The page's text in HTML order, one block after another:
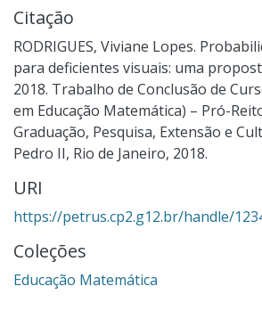
Citação
RODRIGUES, Viviane Lopes.
para deficientes visuais: uma
2018. Trabalho de Conclusão de
em Educação Matemática) – Pró-
Graduação, Pesquisa, Extensão e
Pedro II, Rio de Janeiro, 2018.
URI
https://petrus.cp2.g12.br/handle/
Coleções
Educação Matemática